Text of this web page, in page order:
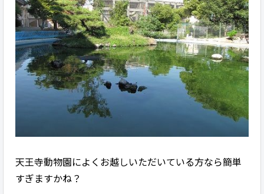
天王寺動物園によくお越しいただいている方なら簡単
すぎますかね？